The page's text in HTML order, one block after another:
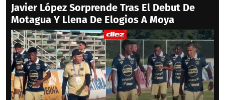
Javier López Sorprende Tras El Debut De
Motagua Y Llena De Elogios A Moya